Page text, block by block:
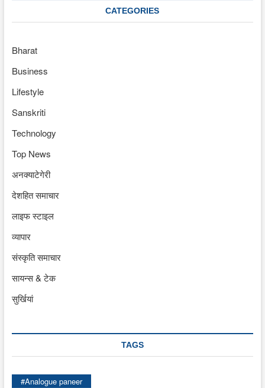
CATEGORIES
Bharat
Business
Lifestyle
Sanskriti
Technology
Top News
अनक्याटेगेरी
देशहित समाचार
लाइफ स्टाइल
व्यापार
संस्कृति समाचार
सायन्स & टेक
सुर्खियां
TAGS
#Analogue paneer